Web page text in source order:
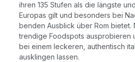
ihren 135 Stu­fen als die längs­te
Euro­pas gilt und beson­ders bei
ben­den Aus­blick über Rom bie­tet.
tren­di­ge Food­spots aus­pro­bie­ren
bei einem lecke­ren, authen­tisch
aus­klin­gen lassen.